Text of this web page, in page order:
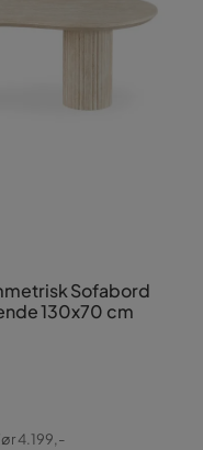
Sofabord
130x70 cm
4.199,-